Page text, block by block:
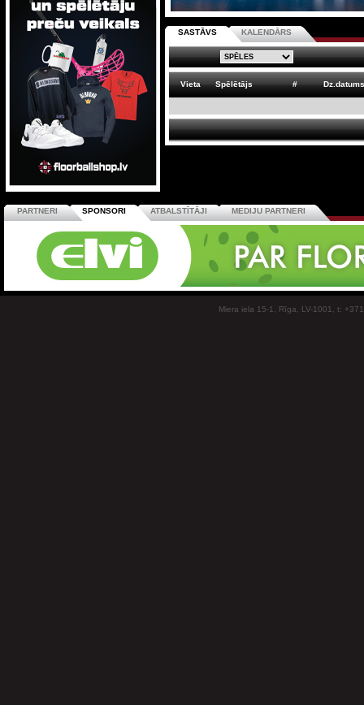
SASTĀVS KALENDĀRS
Vieta Spēlētājs # Dz.datums
PARTNERI SPONSORI ATBALSTĪTĀJI MEDIJU PARTNERI
Miera iela 15-1, Rīga, LV-1001, t: